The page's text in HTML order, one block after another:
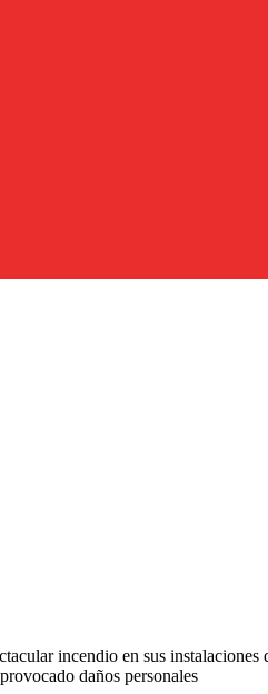
incendio en sus
daños personales